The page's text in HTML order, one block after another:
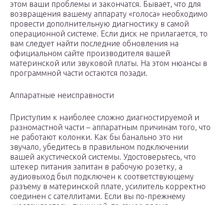
этом ваши проблемы и закончатся. Бывает, что для
возвращения вашему аппарату «голоса» необходимо
провести дополнительную диагностику в самой
операционной системе. Если диск не прилагается, то
вам следует найти последние обновления на
официальном сайте производителя вашей
материнской или звуковой платы. На этом нюансы в
программной части остаются позади.
Аппаратные неисправности
Приступим к наиболее сложно диагностируемой и
разномастной части – аппаратным причинам того, что
не работают колонки. Как бы банально это ни
звучало, убедитесь в правильном подключении
вашей акустической системы. Удостоверьтесь, что
штекер питания запитан в рабочую розетку, а
аудиовыход был подключен к соответствующему
разъему в материнской плате, усилитель корректно
соединен с сателлитами. Если вы по-прежнему